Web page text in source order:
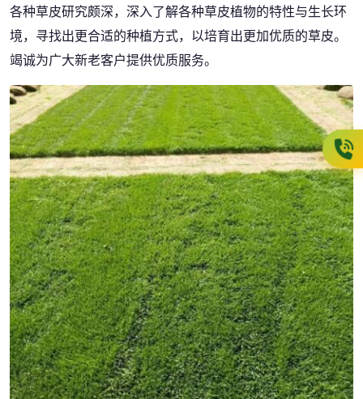
各种草皮研究颇深，深入了解各种草皮植物的特性与生长环
境，寻找出更合适的种植方式，以培育出更加优质的草皮。
竭诚为广大新老客户提供优质服务。